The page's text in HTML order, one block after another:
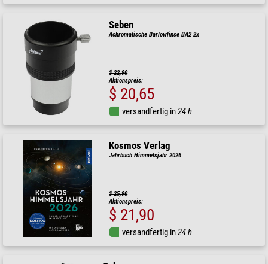
Seben
Achromatische Barlowlinse BA2 2x
$ 22,90
Aktionspreis:
$ 20,65
versandfertig in24 h
Kosmos Verlag
Jahrbuch Himmelsjahr 2026
$ 25,90
Aktionspreis:
$ 21,90
versandfertig in24 h